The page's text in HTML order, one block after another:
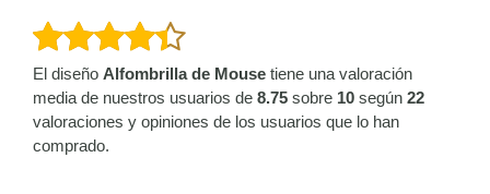
El diseño Alfombrilla de Mouse tiene una valoración
media de nuestros usuarios de 8.75 sobre 10 según 22
valoraciones y opiniones de los usuarios que lo han
comprado.